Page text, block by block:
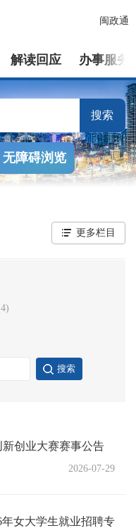
闽政通
解读回应 办事服务
搜索
无障碍浏览
更多栏目
4)
搜索
新创业大赛赛事公告
2026-07-29
女大学生就业招聘专